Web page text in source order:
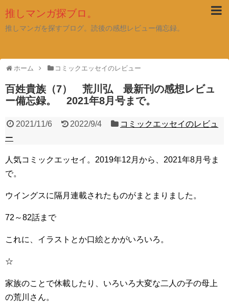
推しマンガ探ブロ。
推しマンガを探すブログ。読後の感想レビュー備忘録。
ホーム コミックエッセイのレビュー
百姓貴族（7） 荒川弘 最新刊の感想レビュ
ー備忘録。 2021年8月号まで。
2021/11/6 2022/9/4
コミックエッセイのレビュ
ー
人気コミックエッセイ。2019年12月から、2021年8月号ま
で。
ウイングスに隔月連載されたものがまとまりました。
72～82話まで
これに、イラストとか口絵とかがいろいろ。
☆
家族のことで休載したり、いろいろ大変な二人の子の母上
の荒川さん。